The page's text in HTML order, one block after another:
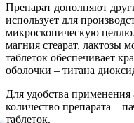
Препарат дополняют
использует для
микроскопическую
магния стеарат, лактозы
таблеток обеспечивает
оболочки – титана
Для удобства применения
количество препарата –
таблеток.